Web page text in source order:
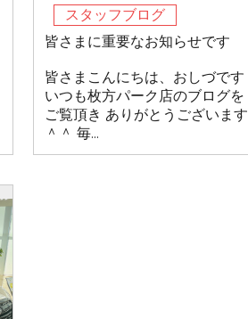
スタッフブログ
皆さまに重要なお知らせです
皆さまこんにちは、おしづです
いつも枚方パーク店のブログを
ご覧頂き ありがとうございます
＾＾ 毎...